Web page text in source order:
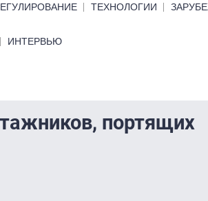
ТЕХНОЛОГИИ
ИНТЕРВЬЮ
портящих